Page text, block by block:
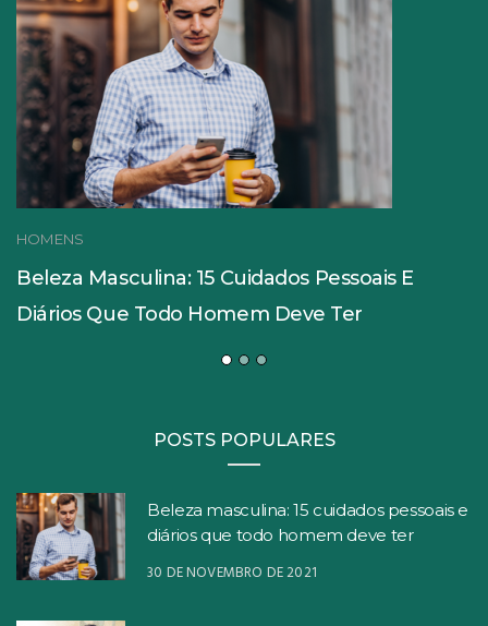
HOMENS
Beleza Masculina: 15 Cuidados Pessoais E
Diários Que Todo Homem Deve Ter
POSTS POPULARES
Beleza masculina: 15 cuidados pessoais e
diários que todo homem deve ter
30 DE NOVEMBRO DE 2021